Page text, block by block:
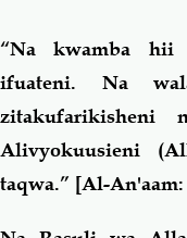
“Na kwamba hii
ifuateni. Na
Alivyokuusieni
taqwa.” [Al-An'aam: